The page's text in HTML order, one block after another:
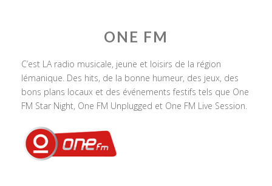
ONE FM
C’est LA radio musicale, jeune et loisirs de la région
lémanique. Des hits, de la bonne humeur, des jeux, des
bons plans locaux et des événements festifs tels que One
FM Star Night, One FM Unplugged et One FM Live Session.